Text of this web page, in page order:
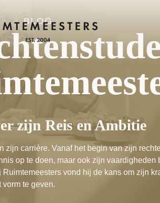
Homepage
BLOG
zijn Reis en Ambitie
zijn carrière. Vanaf het begin van zijn
op te doen, maar ook zijn vaardigheden
vond hij de kans om zijn
te geven.